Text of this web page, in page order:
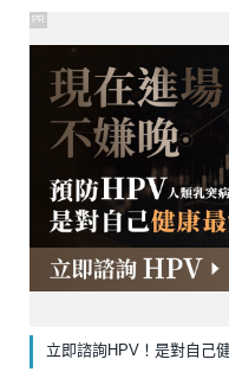
立即諮詢HPV！是對自己
PR